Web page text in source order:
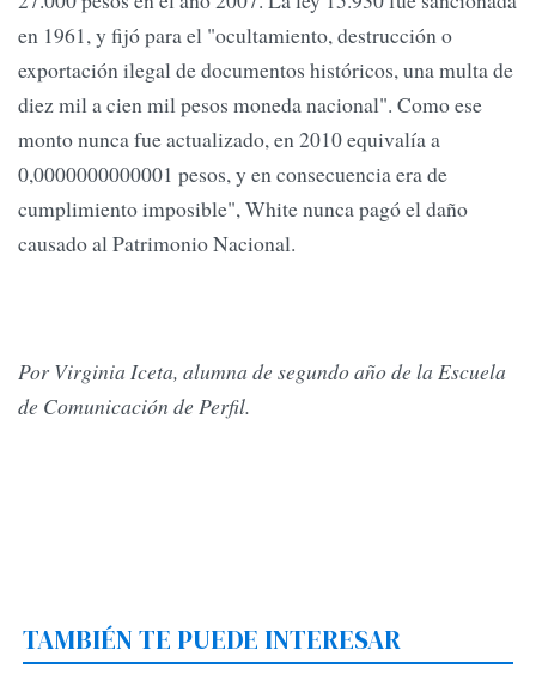
en 1961, y fijó para el "ocultamiento, destrucción o
exportación ilegal de documentos históricos, una multa de
diez mil a cien mil pesos moneda nacional". Como ese
monto nunca fue actualizado, en 2010 equivalía a
0,0000000000001 pesos, y en consecuencia era de
cumplimiento imposible", White nunca pagó el daño
causado al Patrimonio Nacional.
Por Virginia Iceta, alumna de segundo año de la Escuela
de Comunicación de Perfil.
TAMBIÉN TE PUEDE INTERESAR